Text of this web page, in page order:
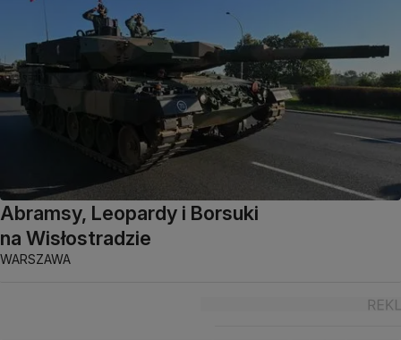
Abramsy, Leopardy i Borsuki
na Wisłostradzie
WARSZAWA